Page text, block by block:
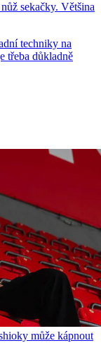
sekačky. Většina
techniky na
třeba důkladně
může kápnout